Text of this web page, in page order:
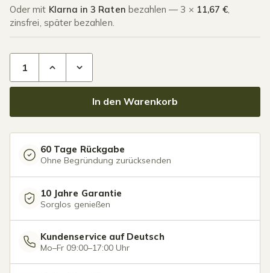
Oder mit Klarna in 3 Raten bezahlen — 3 × 11,67 €
zinsfrei, später bezahlen.
In den Warenkorb
60 Tage Rückgabe
Ohne Begründung zurücksenden
10 Jahre Garantie
Sorglos genießen
Kundenservice auf Deutsch
Mo–Fr 09:00–17:00 Uhr